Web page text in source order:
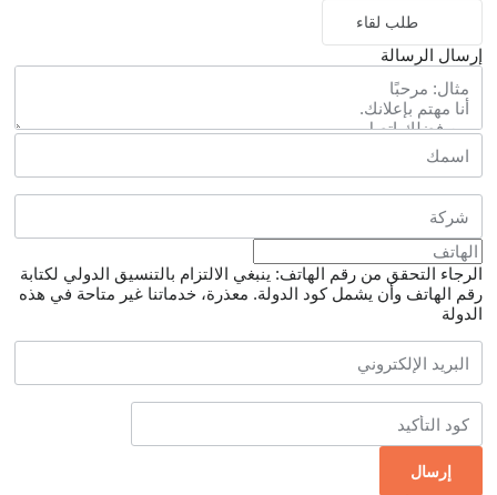
طلب لقاء
إرسال الرسالة
الرجاء التحقق من رقم الهاتف: ينبغي الالتزام بالتنسيق الدولي لكتابة
رقم الهاتف وأن يشمل كود الدولة. معذرة، خدماتنا غير متاحة في هذه
الدولة